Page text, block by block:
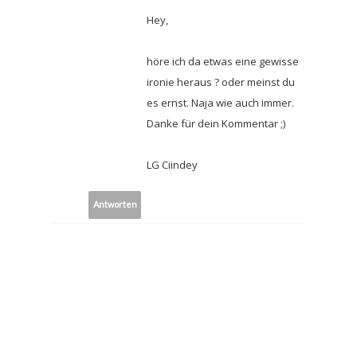
Hey,
höre ich da etwas eine gewisse
ironie heraus ? oder meinst du
es ernst. Naja wie auch immer.
Danke für dein Kommentar ;)
LG Ciindey
Antworten